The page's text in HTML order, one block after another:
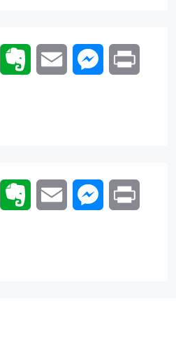
FacebookEvernote Email Messenger
FacebookEvernote Email Messenger